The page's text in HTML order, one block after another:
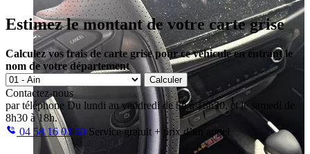
Estimez le montant de votre carte grise
Calculez vos frais de carte grise pour ce véhicule en entrant le
nom de votre département
Calculer
Contactez-nous
par téléphone Du lundi au vendredi de 8h à 18h30, et le samedi de
8h30 à 18h.
04 58 16 01 60 Service gratuit + prix d’un appel